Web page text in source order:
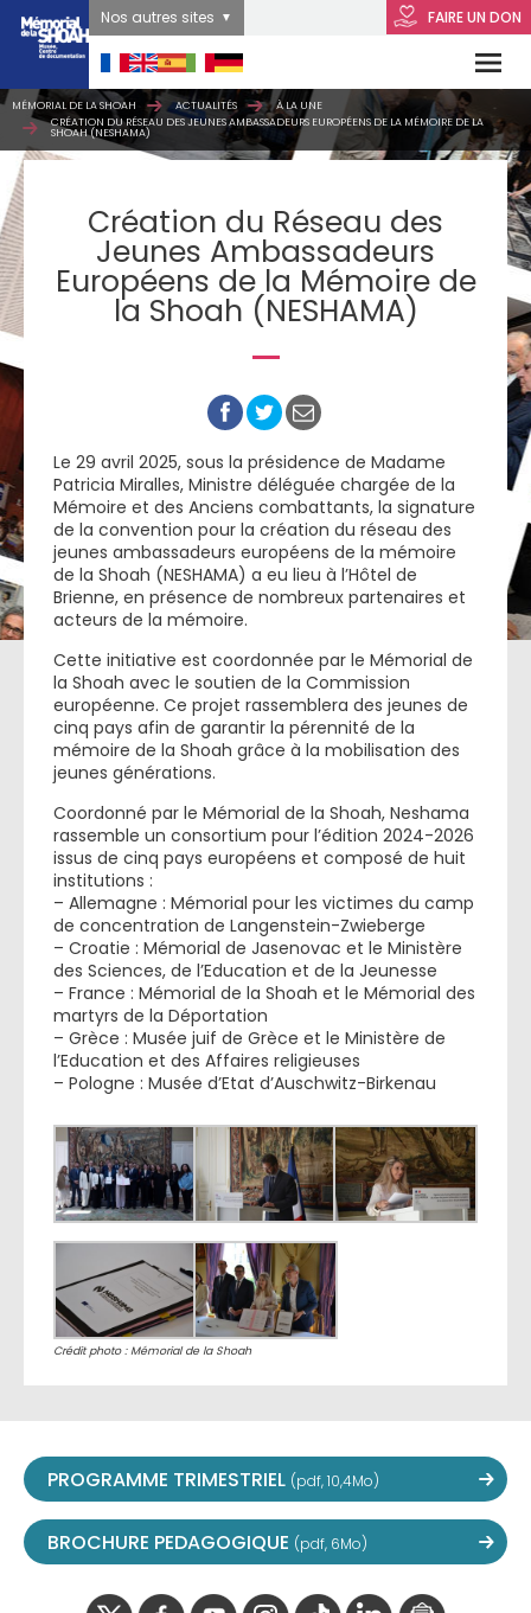
FAIRE UN DON
Nos autres sites
MÉMORIAL DE LA SHOAH ACTUALITÉS
À LA UNE
CRÉATION DU RÉSEAU DES JEUNES AMBASSADEURS EUROPÉENS DE LA MÉMOIRE DE LA
SHOAH (NESHAMA)
Création du Réseau des
Jeunes Ambassadeurs
Européens de la Mémoire de
la Shoah (NESHAMA)
Le 29 avril 2025, sous la présidence de Madame
Patricia Miralles, Ministre déléguée chargée de la
Mémoire et des Anciens combattants, la signature
de la convention pour la création du réseau des
jeunes ambassadeurs européens de la mémoire
de la Shoah (NESHAMA) a eu lieu à l’Hôtel de
Brienne, en présence de nombreux partenaires et
acteurs de la mémoire.
Cette initiative est coordonnée par le Mémorial de
la Shoah avec le soutien de la Commission
européenne. Ce projet rassemblera des jeunes de
cinq pays afin de garantir la pérennité de la
mémoire de la Shoah grâce à la mobilisation des
jeunes générations.
Coordonné par le Mémorial de la Shoah, Neshama
rassemble un consortium pour l’édition 2024-2026
issus de cinq pays européens et composé de huit
institutions :
– Allemagne : Mémorial pour les victimes du camp
de concentration de Langenstein-Zwieberge
– Croatie : Mémorial de Jasenovac et le Ministère
des Sciences, de l’Education et de la Jeunesse
– France : Mémorial de la Shoah et le Mémorial des
martyrs de la Déportation
– Grèce : Musée juif de Grèce et le Ministère de
l’Education et des Affaires religieuses
– Pologne : Musée d’Etat d’Auschwitz-Birkenau
Crédit photo : Mémorial de la Shoah
PROGRAMME TRIMESTRIEL (pdf, 10,4Mo)
BROCHURE PEDAGOGIQUE (pdf, 6Mo)